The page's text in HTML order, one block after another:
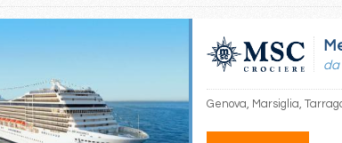
da
Genova, Marsiglia,